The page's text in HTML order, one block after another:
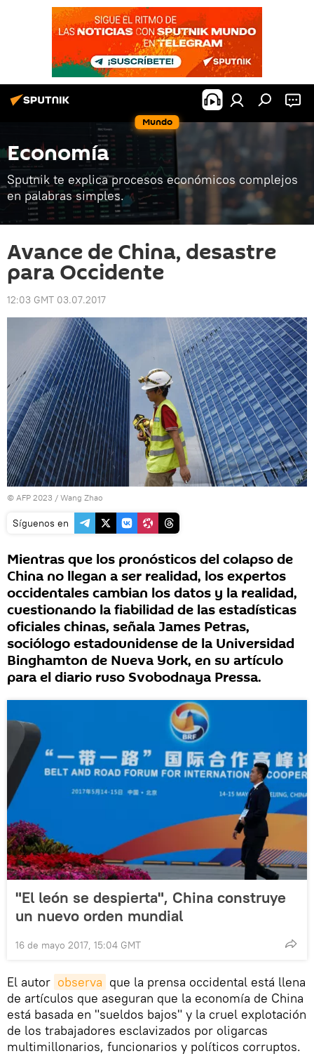
Mundo
Economía
Sputnik te explica procesos económicos complejos
en palabras simples.
Avance de China, desastre
para Occidente
12:03 GMT 03.07.2017
© AFP 2023 / Wang Zhao
Síguenos en
Mientras que los pronósticos del colapso de
China no llegan a ser realidad, los expertos
occidentales cambian los datos y la realidad,
cuestionando la fiabilidad de las estadísticas
oficiales chinas, señala James Petras,
sociólogo estadounidense de la Universidad
Binghamton de Nueva York, en su artículo
para el diario ruso Svobodnaya Pressa.
"El león se despierta", China construye
un nuevo orden mundial
16 de mayo 2017, 15:04 GMT
El autor observa que la prensa occidental está llena
de artículos que aseguran que la economía de China
está basada en "sueldos bajos" y la cruel explotación
de los trabajadores esclavizados por oligarcas
multimillonarios, funcionarios y políticos corruptos.